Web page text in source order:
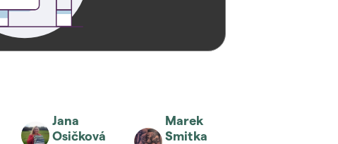
Jana
Osičková
Marek
Smitka